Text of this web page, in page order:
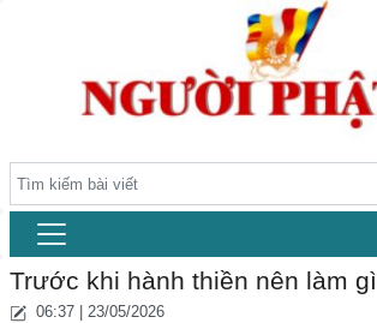
Trước khi hành thiền nên làm gì
06:37 | 23/05/2026